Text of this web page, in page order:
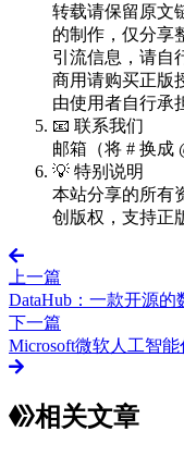
转载请保留原文
的制作，仅分享
引流信息，请自
商用请购买正版
由使用者自行承
📧 联系我们
邮箱（将 # 换成
💡 特别说明
本站分享的所有
创版权，支持正
上一篇
DataHub：一款开源
下一篇
Microsoft微软人工智能
相关文章